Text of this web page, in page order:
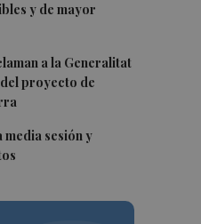
y de mayor
a la Generalitat
proyecto de
media sesión y